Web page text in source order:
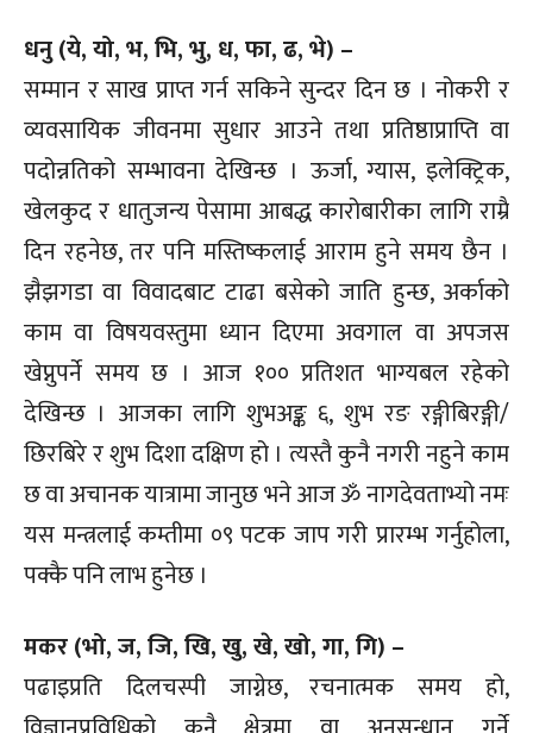
धनु (ये, यो, भ, भि, भु, ध, फा, ढ, भे) –
सम्मान र साख प्राप्त गर्न सकिने सुन्दर दिन छ । नोकरी र
व्यवसायिक जीवनमा सुधार आउने तथा प्रतिष्ठाप्राप्ति वा
पदोन्नतिको सम्भावना देखिन्छ । ऊर्जा, ग्यास, इलेक्ट्रिक,
खेलकुद र धातुजन्य पेसामा आबद्ध कारोबारीका लागि राम्रै
दिन रहनेछ, तर पनि मस्तिष्कलाई आराम हुने समय छैन ।
झैझगडा वा विवादबाट टाढा बसेको जाति हुन्छ, अर्काको
काम वा विषयवस्तुमा ध्यान दिएमा अवगाल वा अपजस
खेप्नुपर्ने समय छ । आज १०० प्रतिशत भाग्यबल रहेको
देखिन्छ । आजका लागि शुभअङ्क ६, शुभ रङ रङ्गीबिरङ्गी/
छिरबिरे र शुभ दिशा दक्षिण हो । त्यस्तै कुनै नगरी नहुने काम
छ वा अचानक यात्रामा जानुछ भने आज ॐ नागदेवताभ्यो नमः
यस मन्त्रलाई कम्तीमा ०९ पटक जाप गरी प्रारम्भ गर्नुहोला,
पक्कै पनि लाभ हुनेछ ।
मकर (भो, ज, जि, खि, खु, खे, खो, गा, गि) –
पढाइप्रति दिलचस्पी जाग्नेछ, रचनात्मक समय हो,